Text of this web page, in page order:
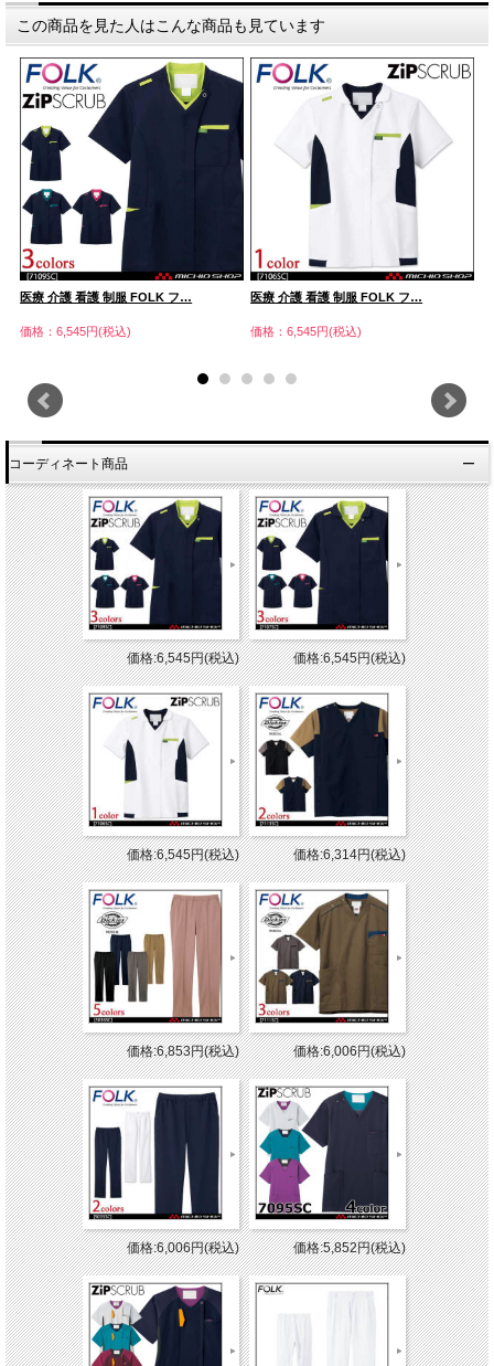
この商品を見た人はこんな商品も見ています
医療 介護 看護 制服 FOLK フ…
価格：6,545円(税込)
医療 介護 看護 制服 FOLK フ…
価格：6,545円(税込)
コーディネート商品
価格:6,545円(税込) 価格:6,545円(税込)
価格:6,545円(税込) 価格:6,314円(税込)
価格:6,853円(税込) 価格:6,006円(税込)
価格:6,006円(税込) 価格:5,852円(税込)